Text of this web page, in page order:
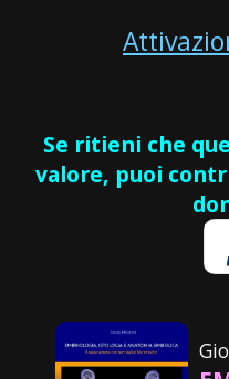
Se ritieni che
valore, puoi